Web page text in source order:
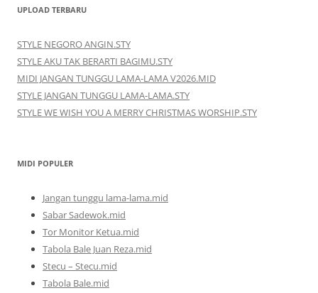
UPLOAD TERBARU
STYLE NEGORO ANGIN.STY
STYLE AKU TAK BERARTI BAGIMU.STY
MIDI JANGAN TUNGGU LAMA-LAMA V2026.MID
STYLE JANGAN TUNGGU LAMA-LAMA.STY
STYLE WE WISH YOU A MERRY CHRISTMAS WORSHIP.STY
MIDI POPULER
Jangan tunggu lama-lama.mid
Sabar Sadewok.mid
Tor Monitor Ketua.mid
Tabola Bale Juan Reza.mid
Stecu – Stecu.mid
Tabola Bale.mid